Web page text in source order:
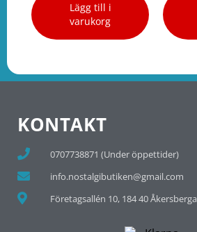
Lägg till i
varukorg
KONTAKT
0707738871 (Under öppettider)
info.nostalgibutiken@gmail.com
Företagsallén 10, 184 40 Åkersberga